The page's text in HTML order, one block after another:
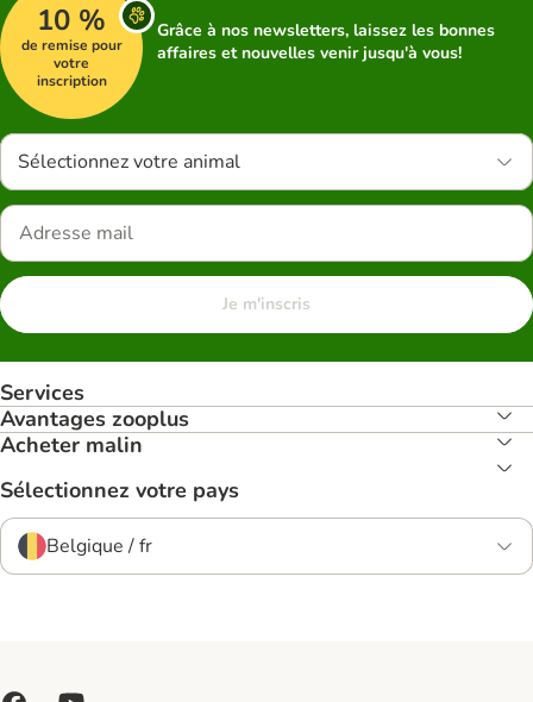
10 %
de remise pour
votre
inscription
Grâce à nos newsletters, laissez les bonnes
affaires et nouvelles venir jusqu'à vous!
Sélectionnez votre animal
Je m'inscris
Services
Avantages zooplus
Acheter malin
Sélectionnez votre pays
Belgique / fr